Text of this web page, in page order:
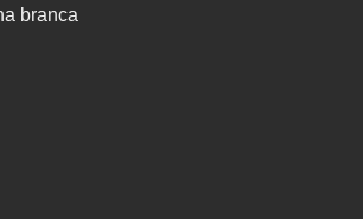
branca